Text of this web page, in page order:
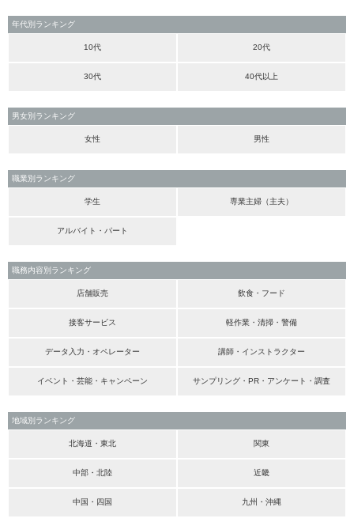
年代別ランキング
10代 20代
30代 40代以上
男女別ランキング
女性 男性
職業別ランキング
学生 専業主婦（主夫）
アルバイト・パート
職務内容別ランキング
店舗販売 飲食・フード
接客サービス 軽作業・清掃・警備
データ入力・オペレーター 講師・インストラクター
イベント・芸能・キャンペーン サンプリング・PR・アンケート・調査
地域別ランキング
北海道・東北 関東
中部・北陸 近畿
中国・四国 九州・沖縄